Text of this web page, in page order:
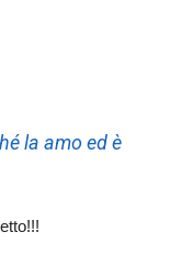
la amo ed è